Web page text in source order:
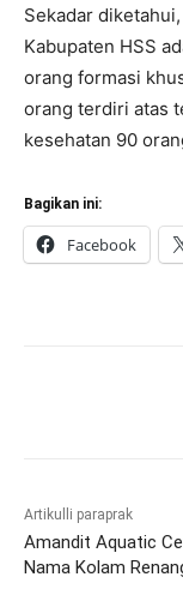
Sekadar
Kabupaten HSS
orang formasi
orang terdiri atas
kesehatan 90
Bagikan ini:
Facebook
Artikulli paraprak
Amandit Aquatic
Nama Kolam